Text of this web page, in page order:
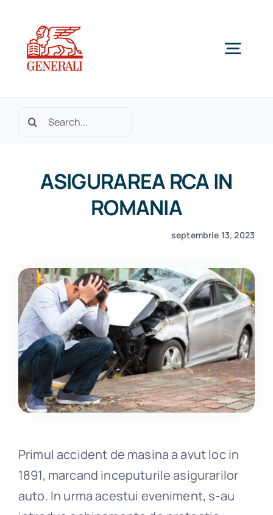
content
Produse si Servicii
SOLICITA OFERTA
Daune
Blog
Contact
Cautare...
ASIGURAREA RCA IN
ROMANIA
septembrie 13, 2023
Primul accident de masina a avut loc in
1891, marcand inceputurile asigurarilor
auto. In urma acestui eveniment, s-au